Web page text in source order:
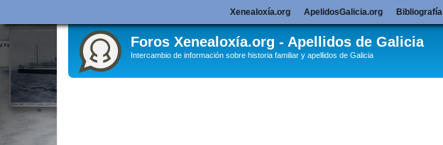
Foros Xenealoxía.org - Apellidos de Galicia
Intercambio de información sobre historia familiar y apellidos de Galicia
Xenealoxía.org ApelidosGalicia.org Bibliografía